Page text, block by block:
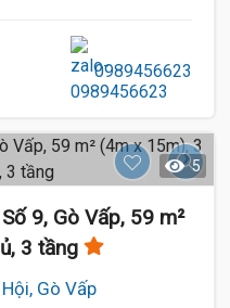
0989456623
5
9, Gò Vấp, 59 m²
3 tầng
Gò Vấp